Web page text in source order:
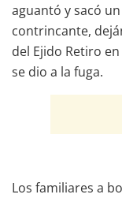
aguantó y sacó
contrincante,
del Ejido Retiro
se dio a la fuga.
Los familiares a